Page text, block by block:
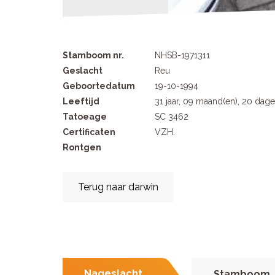
Stamboom nr.
NHSB-1971311
Geslacht
Reu
Geboortedatum
19-10-1994
Leeftijd
31 jaar, 09 maand(en), 20
Tatoeage
SC 3462
Certificaten
VZH.
Rontgen
Terug naar darwin